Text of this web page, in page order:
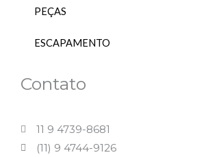
PEÇAS
ESCAPAMENTO
Contato
11 9 4739-8681
(11) 9 4744-9126